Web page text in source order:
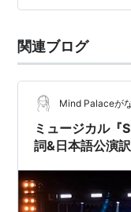
Wives〜SIXのパフ
関連ブログ
Mind Palaceが
ミュージカル『
詞&日本語公演